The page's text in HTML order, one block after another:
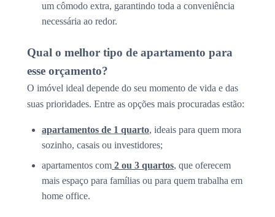
um cômodo extra, garantindo toda a conveniência
necessária ao redor.
Qual o melhor tipo de apartamento para
esse orçamento?
O imóvel ideal depende do seu momento de vida e das
suas prioridades. Entre as opções mais procuradas estão:
apartamentos de 1 quarto, ideais para quem mora
sozinho, casais ou investidores;
apartamentos com 2 ou 3 quartos, que oferecem
mais espaço para famílias ou para quem trabalha em
home office.